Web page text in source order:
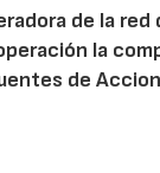
de la red
la
de